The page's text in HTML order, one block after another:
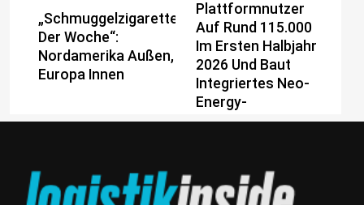
„Schmuggelzigarette
Der Woche“:
Nordamerika Außen,
Europa Innen
Plattformnutzer
Auf Rund 115.000
Im Ersten Halbjahr
2026 Und Baut
Integriertes Neo-
Energy-
Geschäftsmodell
Ein Jahrzehnt
Jenseits Aller